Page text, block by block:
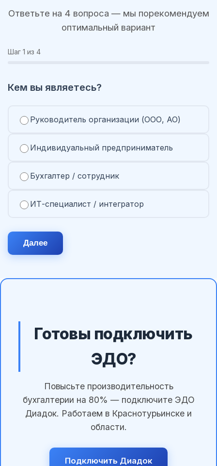
Ответьте на 4 вопроса — мы порекомендуем
оптимальный вариант
Шаг 1 из 4
Кем вы являетесь?
Руководитель организации (ООО, АО)
Индивидуальный предприниматель
Бухгалтер / сотрудник
ИТ-специалист / интегратор
Далее
Готовы подключить
ЭДО?
Повысьте производительность
бухгалтерии на 80% — подключите ЭДО
Диадок. Работаем в Краснотурьинске и
области.
Подключить Диадок